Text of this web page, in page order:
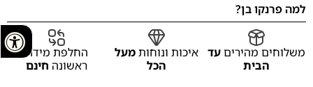
למה פרנקו בן?
משלוחים מהיריםעד
הבית
איכות ונוחותמעל
הכל
החלפת מידה
ראשונה חינם